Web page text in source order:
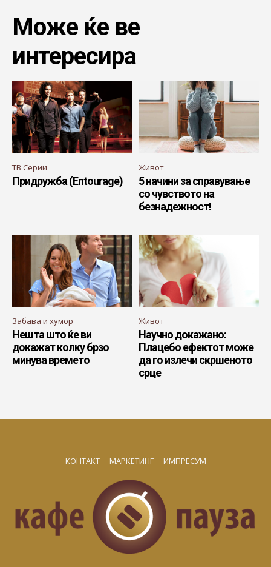
Може ќе ве
интересира
ТВ Серии
Придружба (Entourage)
Живот
5 начини за справување
со чувството на
безнадежност!
Забава и хумор
Нешта што ќе ви
докажат колку брзо
минува времето
Живот
Научно докажано:
Плацебо ефектот може
да го излечи скршеното
срце
КОНТАКТ МАРКЕТИНГ ИМПРЕСУМ